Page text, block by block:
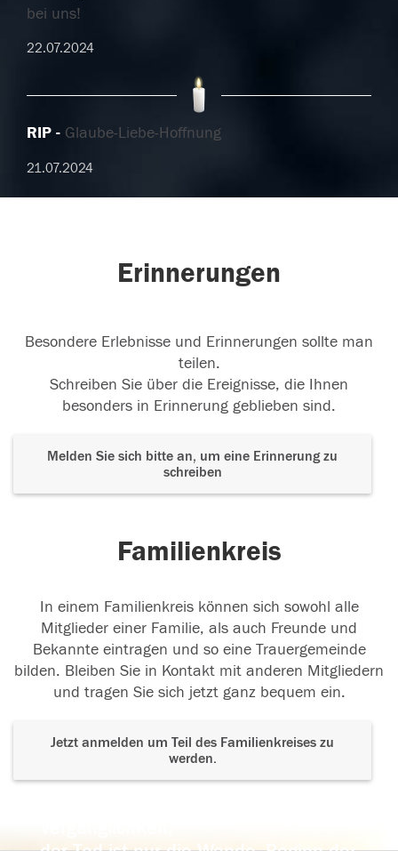
bei uns!
22.07.2024
RIP Glaube-Liebe-Hoffnung
21.07.2024
Erinnerungen
Besondere Erlebnisse und Erinnerungen sollte man
teilen.
Schreiben Sie über die Ereignisse, die Ihnen
besonders in Erinnerung geblieben sind.
Melden Sie sich bitte an, um eine Erinnerung zu
schreiben
Familienkreis
In einem Familienkreis können sich sowohl alle
Mitglieder einer Familie, als auch Freunde und
Bekannte eintragen und so eine Trauergemeinde
bilden. Bleiben Sie in Kontakt mit anderen Mitgliedern
und tragen Sie sich jetzt ganz bequem ein.
Jetzt anmelden um Teil des Familienkreises zu
werden.